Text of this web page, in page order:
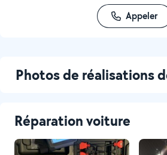
Appeler
Photos de réalisations
Réparation voiture